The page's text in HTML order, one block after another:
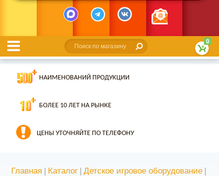
0
НАИМЕНОВАНИЙ ПРОДУКЦИИ
БОЛЕЕ 10 ЛЕТ НА РЫНКЕ
ЦЕНЫ УТОЧНЯЙТЕ ПО ТЕЛЕФОНУ
Главная | Каталог | Детское игровое оборудование |